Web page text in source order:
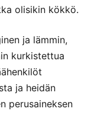
olisikin kökkö.
ja lämmin,
kurkistettua
ja heidän
perusaineksen